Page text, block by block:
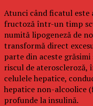
Atunci când ficatul este
fructoză într-un timp
numită lipogeneză de
transformă direct
parte din aceste
riscul de ateroscleroză,
celulele hepatice,
hepatice non-alcoolice
profunde la insulină.